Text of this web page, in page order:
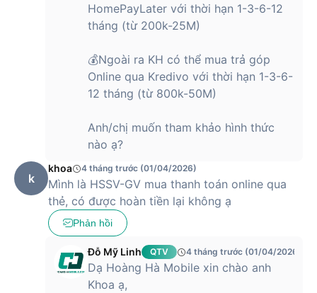
HomePayLater với thời hạn 1-3-6-12
tháng (từ 200k-25M)
💰Ngoài ra KH có thể mua trả góp
Online qua Kredivo với thời hạn 1-3-6-
12 tháng (từ 800k-50M)
Anh/chị muốn tham khảo hình thức
nào ạ?
k
khoa 4 tháng trước (01/04/2026)
Mình là HSSV-GV mua thanh toán online qua
thẻ, có được hoàn tiền lại không ạ
Phản hồi
Đỗ Mỹ Linh QTV 4 tháng trước (01/04/2026)
Dạ Hoàng Hà Mobile xin chào anh
Khoa ạ,